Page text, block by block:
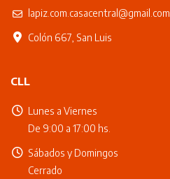
lapiz.com.casacentral@gmail.com
Colón 667, San Luis
CLL
Lunes a Viernes
De 9:00 a 17:00 hs.
Sábados y Domingos
Cerrado